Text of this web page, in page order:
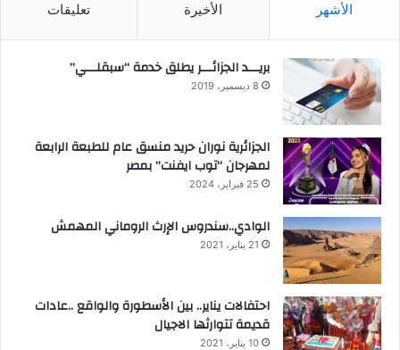
الأشهر الأخيرة تعليقات
بريـــد الجزائـــر يطلق خدمة “سبقلـــي”
8 ديسمبر، 2019
الجزائرية نوران حريد منسق عام للطبعة الرابعة
لمهرجان “توب ايفنت” بمصر
25 فبراير، 2024
الوادي..سندروس الإرث الروماني المهمش
21 يناير، 2021
احتفالات يناير.. بين الأسطورة والواقع ..عادات
قديمة تتوارثها الاجيال
10 يناير، 2021